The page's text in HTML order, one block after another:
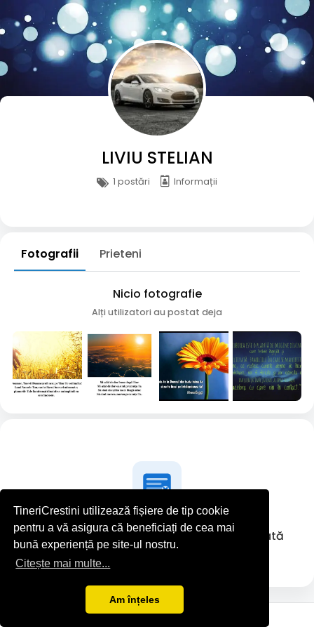
TineriCrestini utilizează fișiere de tip cookie
pentru a vă asigura că beneficiați de cea mai
bună experiență pe site-ul nostru.
Citește mai multe...
Am înțeles
LIVIU STELIAN
1 postări Informații
Fotografii Prieteni
Nicio fotografie
Alți utilizatori au postat deja
LIVIU STELIAN nu a postat nimic deocamdată